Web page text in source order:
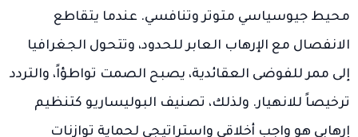
محيط جيوسياسي متوتر وتنافسي. عندما يتقاطع
الانفصال مع الإرهاب العابر للحدود، وتتحول الجغرافيا
إلى ممر للفوضى العقائدية، يصبح الصمت تواطؤاً، والتردد
ترخيصاً للانهيار. ولذلك، تصنيف البوليساريو كتنظيم
إرهابي هو واجب أخلاقي واستراتيجي لحماية توازنات